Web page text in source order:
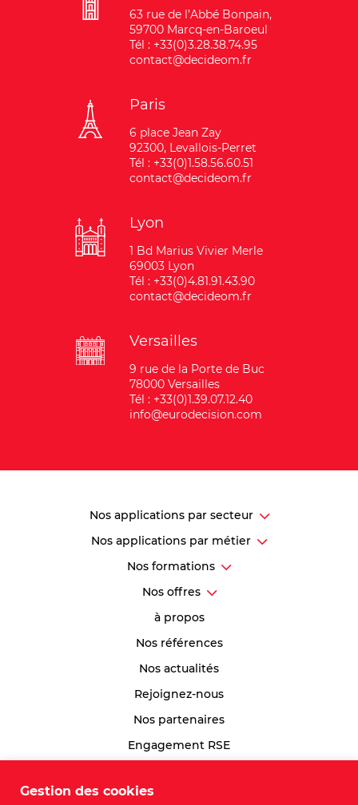
63 rue de l’Abbé Bonpain,
59700 Marcq-en-Baroeul
Tél : +33(0)3.28.38.74.95
contact@decideom.fr
Paris
6 place Jean Zay
92300, Levallois-Perret
Tél : +33(0)1.58.56.60.51
contact@decideom.fr
Lyon
1 Bd Marius Vivier Merle
69003 Lyon
Tél : +33(0)4.81.91.43.90
contact@decideom.fr
Versailles
9 rue de la Porte de Buc
78000 Versailles
Tél : +33(0)1.39.07.12.40
info@eurodecision.com
Nos applications par secteur
Nos applications par métier
Nos formations
Nos offres
à propos
Nos références
Nos actualités
Rejoignez-nous
Nos partenaires
Engagement RSE
Plan du site
Gestion des cookies